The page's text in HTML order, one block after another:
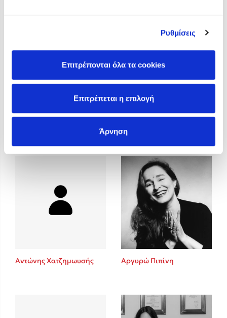
Ρυθμίσεις
Επιτρέπονται όλα τα cookies
Επιτρέπεται η επιλογή
Άρνηση
Ο Κώστας Κρομμύδας στο Παλαιοχώρι Καλαμπάκας
Ο Κώστας Κρομμύδας και η Μαρίνα Γιώτη στη Νικήτη
Ο Στέφανος Ξενάκης στη Χίο
Βιβλίου στο Πεδίον του Άρεως
Αντώνης Χατζημωυσής Αργυρώ Πιπίνη